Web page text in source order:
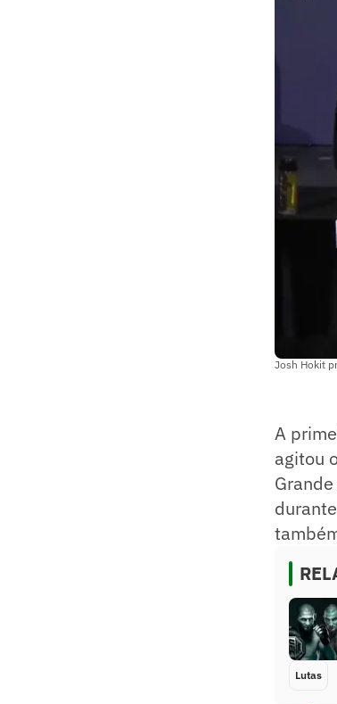
Josh Hokit
A
agitou
Lutas